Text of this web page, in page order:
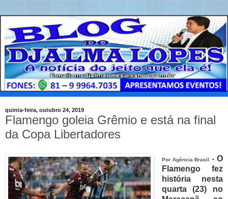
quinta-feira, outubro 24, 2019
Flamengo goleia Grêmio e está na final
da Copa Libertadores
Por Agência Brasil -O
Flamengo fez
história nesta
quarta (23) no